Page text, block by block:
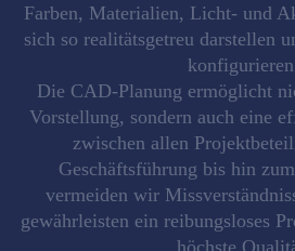
Farben, Materialien, Licht- und
sich so realitätsgetreu darstellen
Die CAD-Planung ermöglicht
Vorstellung, sondern auch eine
zwischen allen
Geschäftsführung bis hin
vermeiden wir
gewährleisten ein reibungsloses